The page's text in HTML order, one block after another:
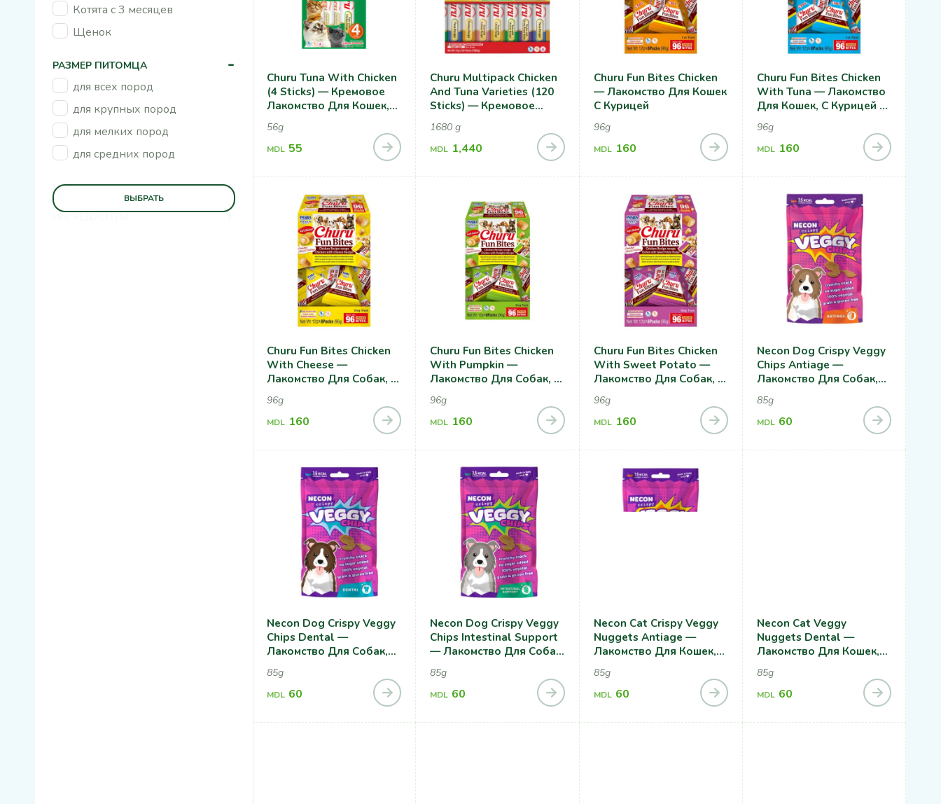
Котята с 3 месяцев
Щенок
РАЗМЕР ПИТОМЦА -
для всех пород
для крупных пород
для мелких пород
для средних пород
ВЕС +
ИНГРЕДИЕНТЫ +
ВЫБРАТЬ
Churu Tuna With Chicken
(4 Sticks) — Кремовое
Лакомство Для Кошек,
Тунец С Курицей
56g
MDL 55
Churu Multipack Chicken
And Tuna Varieties (120
Sticks) — Кремовое
Лакомство Для Кошек,
Курица С Тунцом
Ассорти
1680 g
MDL 1,440
Churu Fun Bites Chicken
— Лакомство Для Кошек
С Курицей
96g
MDL 160
Churu Fun Bites Chicken
With Tuna — Лакомство
Для Кошек, С Курицей И
Тунцом
96g
MDL 160
Churu Fun Bites Chicken
With Cheese —
Лакомство Для Собак, С
96g
MDL 160
Churu Fun Bites Chicken
With Pumpkin —
Лакомство Для Собак, С
96g
MDL 160
Churu Fun Bites Chicken
With Sweet Potato —
Лакомство Для Собак, С
Картофелем
96g
MDL 160
Necon Dog Crispy Veggy
Chips Antiage —
Лакомство Для Собак,
Защита
85g
MDL 60
Necon Dog Crispy Veggy
Chips Dental —
Лакомство Для Собак,
Для Здоровья Зубов
85g
MDL 60
Necon Dog Crispy Veggy
Chips Intestinal Support
— Лакомство Для Собак,
Для Здоровья
Пищеварительной
Системы
85g
MDL 60
Necon Cat Crispy Veggy
Nuggets Antiage —
Лакомство Для Кошек,
Антиоксидантная
Защита
85g
MDL 60
Necon Cat Veggy
Nuggets Dental —
Лакомство Для Кошек,
Для Здоровья Зубов
85g
MDL 60